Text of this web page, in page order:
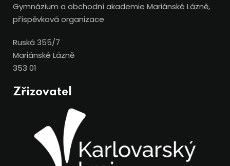
Gymnázium a obchodní akademie Mariánské Lázně,
příspěvková organizace
Ruská 355/7
Mariánské Lázně
353 01
Zřizovatel